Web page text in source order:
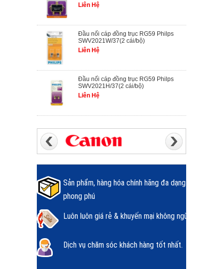
Liên Hệ
Đầu nối cáp đồng trục RG59 Philps
SWV2021W/37(2 cái/bộ)
Liên Hệ
Đầu nối cáp đồng trục RG59 Philps
SWV2021H/37(2 cái/bộ)
Liên Hệ
Sản phẩm, hàng hóa chính hãng đa dạng
phong phú
Luôn luôn giá rẻ & khuyến mại không ngừng.
Dịch vụ chăm sóc khách hàng tốt nhất.